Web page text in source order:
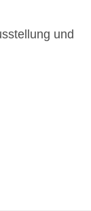
und